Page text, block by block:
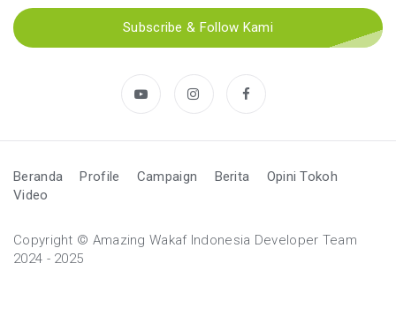
Subscribe & Follow Kami
Beranda Profile Campaign Berita
Opini Tokoh
Video
Copyright © Amazing Wakaf Indonesia Developer Team
2024 - 2025